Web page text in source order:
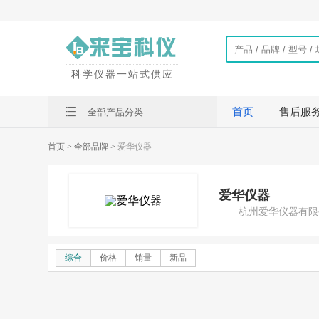
科学仪器一站式供应
全部产品分类 首页 售后服
首页 > 全部品牌 > 爱华仪器
爱华仪器
杭州爱华仪器有
综合 价格 销量 新品